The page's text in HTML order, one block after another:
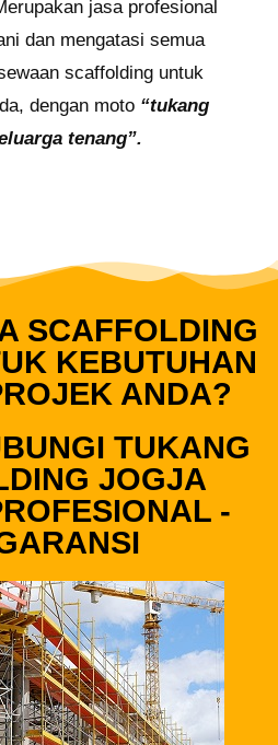
jasa profesional
dan mengatasi semua
scaffolding untuk
dengan moto “tukang
tenang”.
SCAFFOLDING
KEBUTUHAN
ANDA?
TUKANG
JOGJA
-